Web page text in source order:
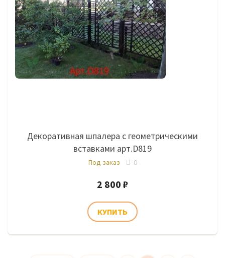
Декоративная шпалера с геометрическими
вставками арт.D819
Под заказ 0
2 800 ₽